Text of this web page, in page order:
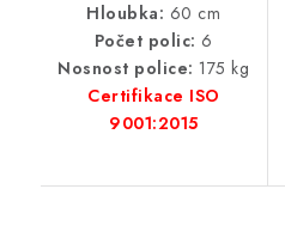
Hloubka: 60 cm
Počet polic: 6
Nosnost police: 175 kg
Certifikace ISO
9001:2015